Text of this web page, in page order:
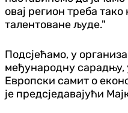
овај регион треба
талентоване људе."
Подсјећамо, у
међународну сарадњу,
Европски самит о
је предсједавајући